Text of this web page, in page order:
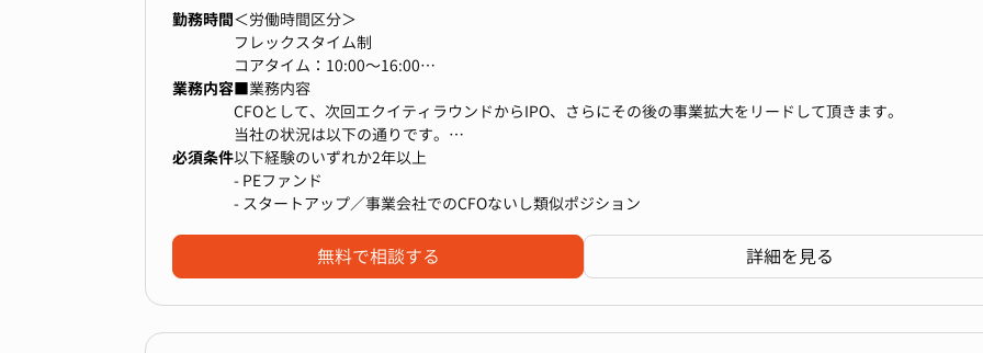
◆ゼロベースでの組織構築
CFOとして、財務戦略の立案から実行、そしてそれを支える組織の構築まで、すべてをゼロからデザインで
る裁量があります。
◆個人と組織の圧倒的成長体験
16事業から100事業へ。会社の姿が劇的に変わる変革期の中核を担うことで、他では得られない圧倒的な成長
と実績を手にすることができます。
当グループについて
￣￣￣￣￣￣￣￣￣￣￣￣￣￣￣￣￣
創業19年目を迎えた弊社は、4つの事業領域、16事業にて異業種多角展開しているホールディングスカンパニ
月次・年次決算業務の監督、財務諸表作成
会計監査対応、税務戦略の立案
経理組織の構築・マネジメント
・コーポレートガバナンス強化:
リスクマネジメント体制の構築、内部監査機能の強化
株主総会、取締役会の運営サポート
【使用ツール（予定含む）】
Microsoftoffice、Googleworkspace、Chatwork、freee会計など
【共通必須要件】
■当社のビジョン・ミッションへの共感と、不動産×IT領域への強い興味
■高いコミュニケーション能力とリーダーシップ
■変化の速い環境に適応し、自律的に課題を発見・解決できる能力
■高い倫理観とプロフェッショナリズム
勤務時間＜労働時間区分＞
フレックスタイム制
コアタイム：10:00～16:00
フレキシブルタイム：8:00～11:00、16:00～20:00
休憩時間：60分
時間外労働有無：有
＜標準的な勤務時間帯＞
9:00～18:00
業務内容■業務内容
CFOとして、次回エクイティラウンドからIPO、さらにその後の事業拡大をリードして頂きます。
当社の状況は以下の通りです。
・エクイティ14億円＋デット8億円＝累計22億円を調達
・主要VCはベンチャーキャピタル。
必須条件以下経験のいずれか2年以上
- PEファンド
- スタートアップ／事業会社でのCFOないし類似ポジション
無料で相談する 詳細を見る